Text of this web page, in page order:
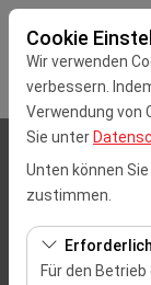
Cookie
Wir verwenden
verbessern.
Verwendung von
Sie unter
Unten können
zustimmen.
Für den
İstanbul
Eine